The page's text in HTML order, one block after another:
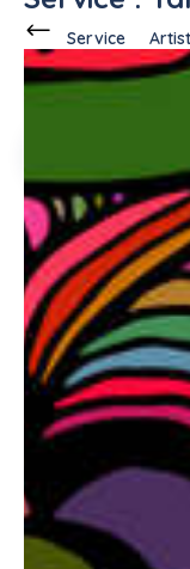
Service
Ce voisinpropose ce
Description de
Un Concert privé,
à domicile avec un
ou piano solo….
Notre répertoire
de la musique sud-
Qui n'a pas rêvé,
inoubliable? Et de
intimiste chez soi?
Un salon
réalité !